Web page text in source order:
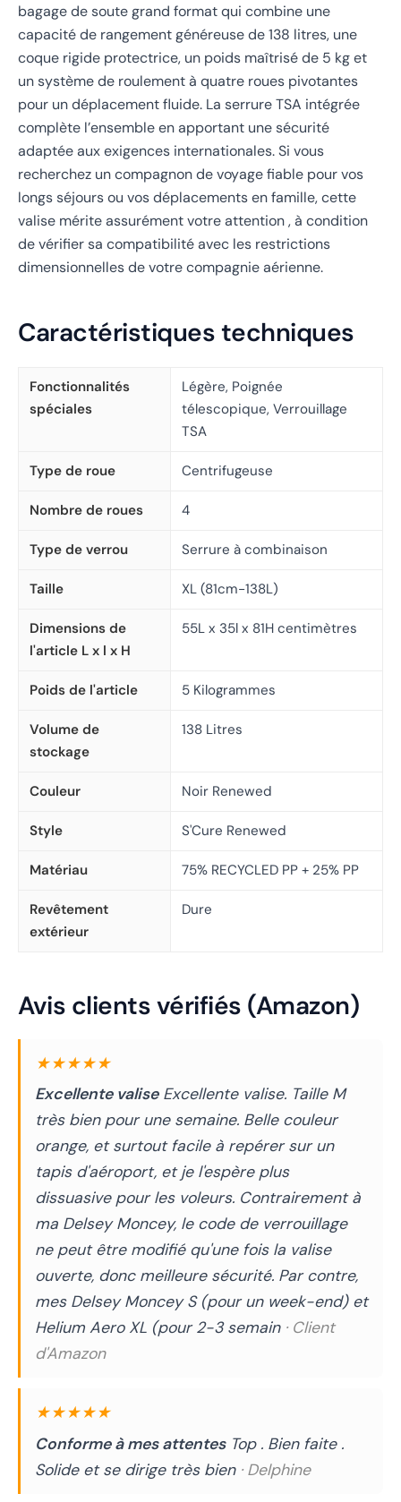
bagage de soute grand format qui combine une
capacité de rangement généreuse de 138 litres, une
coque rigide protectrice, un poids maîtrisé de 5 kg et
un système de roulement à quatre roues pivotantes
pour un déplacement fluide. La serrure TSA intégrée
complète l’ensemble en apportant une sécurité
adaptée aux exigences internationales. Si vous
recherchez un compagnon de voyage fiable pour vos
longs séjours ou vos déplacements en famille, cette
valise mérite assurément votre attention , à condition
de vérifier sa compatibilité avec les restrictions
dimensionnelles de votre compagnie aérienne.
Caractéristiques techniques
Fonctionnalités
spéciales
Légère, Poignée
télescopique, Verrouillage
TSA
Type de roue Centrifugeuse
Nombre de roues 4
Type de verrou Serrure à combinaison
Taille XL (81cm-138L)
Dimensions de
l'article L x l x H
55L x 35l x 81H centimètres
Poids de l'article 5 Kilogrammes
Volume de
stockage
138 Litres
Couleur Noir Renewed
Style S'Cure Renewed
Matériau 75% RECYCLED PP + 25% PP
Revêtement
extérieur
Dure
Avis clients vérifiés (Amazon)
★★★★★
Excellente valiseExcellente valise. Taille M
très bien pour une semaine. Belle couleur
orange, et surtout facile à repérer sur un
tapis d'aéroport, et je l'espère plus
dissuasive pour les voleurs. Contrairement à
ma Delsey Moncey, le code de verrouillage
ne peut être modifié qu'une fois la valise
ouverte, donc meilleure sécurité. Par contre,
mes Delsey Moncey S (pour un week-end) et
Helium Aero XL (pour 2-3 semain · Client
d'Amazon
★★★★★
Conforme à mes attentesTop . Bien faite .
Solide et se dirige très bien · Delphine